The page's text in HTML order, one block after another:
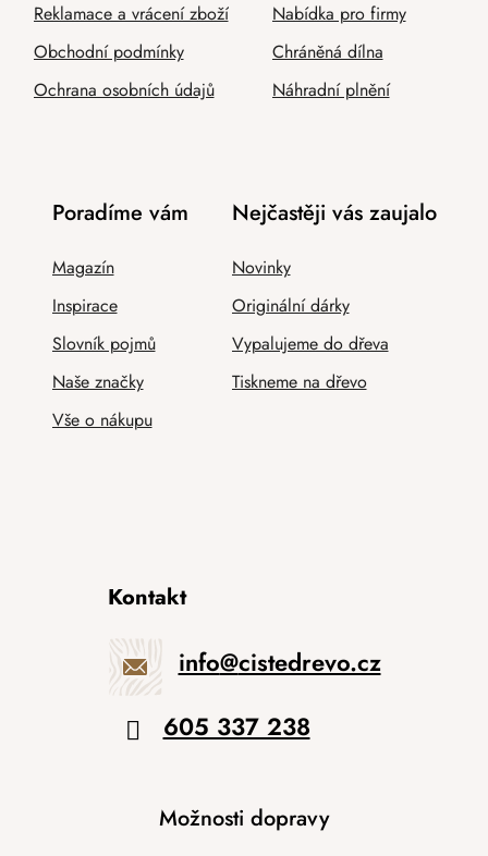
Reklamace a vrácení zboží
Obchodní podmínky
Ochrana osobních údajů
Nabídka pro firmy
Chráněná dílna
Náhradní plnění
Poradíme vám
Magazín
Inspirace
Slovník pojmů
Naše značky
Vše o nákupu
Nejčastěji vás zaujalo
Novinky
Originální dárky
Vypalujeme do dřeva
Tiskneme na dřevo
Kontakt
info@cistedrevo.cz
605 337 238
Možnosti dopravy